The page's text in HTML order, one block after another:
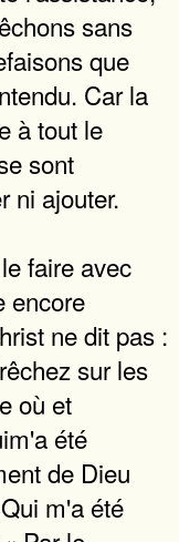
sans
que
Car la
à tout le
sont
ni ajouter.
faire avec
encore
ne dit pas :
sur les
où et
été
de Dieu
m'a été